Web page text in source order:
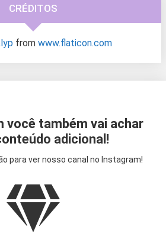
CRÉDITOS
from www.flaticon.com
você também vai achar
adicional!
para ver nosso canal no Instagram!